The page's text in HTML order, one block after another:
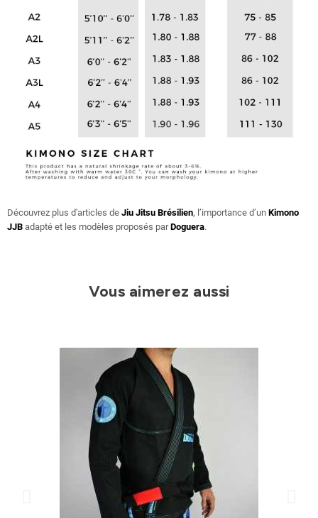
Découvrez plus d'articles de Jiu Jitsu Brésilien, l’importance d’un Kimono
JJB adapté et les modèles proposés parDoguera.
Vous aimerez aussi